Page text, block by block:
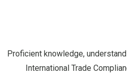
Proficient knowledge,
International Trade